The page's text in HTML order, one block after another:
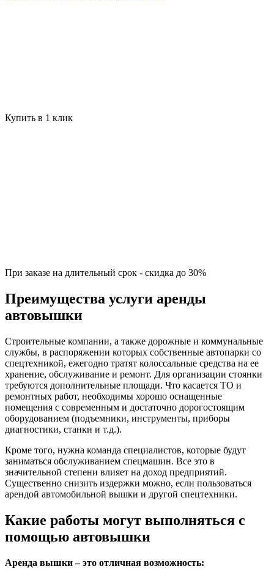
Купить в 1 клик
При заказе на длительный срок - скидка до 30%
Преимущества услуги аренды
автовышки
Строительные компании, а также дорожные и коммунальные
службы, в распоряжении которых собственные автопарки со
спецтехникой, ежегодно тратят колоссальные средства на ее
хранение, обслуживание и ремонт. Для организации стоянки
требуются дополнительные площади. Что касается ТО и
ремонтных работ, необходимы хорошо оснащенные
помещения с современным и достаточно дорогостоящим
оборудованием (подъемники, инструменты, приборы
диагностики, станки и т.д.).
Кроме того, нужна команда специалистов, которые будут
заниматься обслуживанием спецмашин. Все это в
значительной степени влияет на доход предприятий.
Существенно снизить издержки можно, если пользоваться
арендой автомобильной вышки и другой спецтехники.
Какие работы могут выполняться с
помощью автовышки
Аренда вышки – это отличная возможность: